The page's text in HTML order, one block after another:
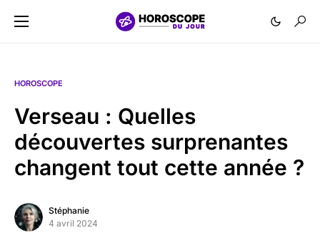
HOROSCOPE
Verseau : Quelles
découvertes surprenantes
changent tout cette année ?
Stéphanie
4 avril 2024